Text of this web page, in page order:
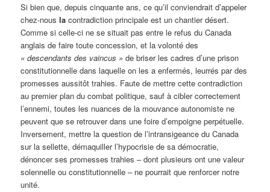
Si bien que, depuis cinquante ans, ce qu’il conviendrait d’appeler
chez-nousla contradiction principale est un chantier désert.
Comme si celle-ci ne se situait pas entre le refus du Canada
anglais de faire toute concession, et la volonté des
« descendants des vaincus » de briser les cadres d’une prison
constitutionnelle dans laquelle on les a enfermés, leurrés par des
promesses aussitôt trahies. Faute de mettre cette contradiction
au premier plan du combat politique, sauf à cibler correctement
l’ennemi, toutes les nuances de la mouvance autonomiste ne
peuvent que se retrouver dans une foire d’empoigne perpétuelle.
Inversement, mettre la question de l’intransigeance du Canada
sur la sellette, démaquiller l’hypocrisie de sa démocratie,
dénoncer ses promesses trahies – dont plusieurs ont une valeur
solennelle ou constitutionnelle – ne pourrait que renforcer notre
unité.